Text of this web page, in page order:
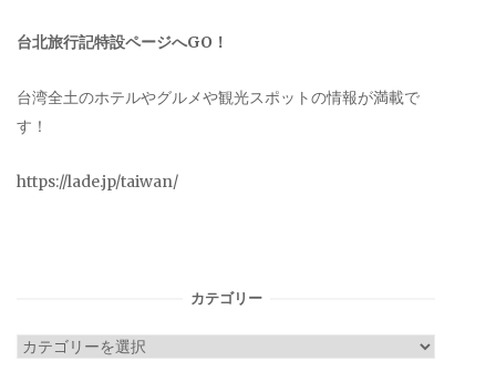
台北旅行記特設ページへGO！
台湾全土のホテルやグルメや観光スポットの情報が満載で
す！
https://lade.jp/taiwan/
カテゴリー
カ